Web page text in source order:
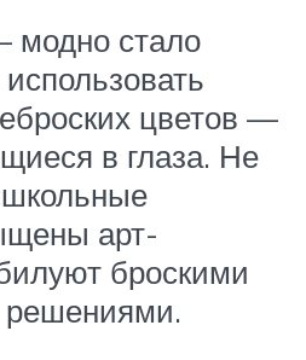
модно стало
цветов —
в глаза. Не
школьные
арт-
броскими
решениями.